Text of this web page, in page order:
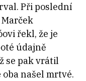
Při poslední
řekl, že je
údajně
se pak vrátil
oba našel mrtvé.